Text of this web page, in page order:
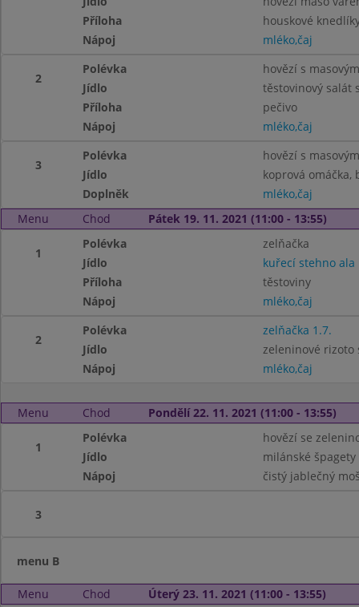
Příloha
houskové
Nápoj
mléko,čaj
2
Polévka
hovězí s
Jídlo
těstovinový salát
Příloha
pečivo
Nápoj
mléko,čaj
3
Polévka
hovězí s
Jídlo
koprová omáčka,
Doplněk
mléko,čaj
Menu
Chod Pátek 19. 11. 2021 (11:00 - 13:55)
1
Polévka
zelňačka
Jídlo
kuřecí stehno ala
Příloha
těstoviny
Nápoj
mléko,čaj
2
Polévka
zelňačka 1.7.
Jídlo
zeleninové rizoto
Nápoj
mléko,čaj
Menu Chod Pondělí 22. 11. 2021 (11:00 - 13:55)
1
Polévka
hovězí se
Jídlo
milánské
Nápoj
čistý jablečný
3
menu B
Menu Chod Úterý 23. 11. 2021 (11:00 - 13:55)